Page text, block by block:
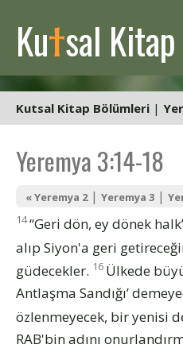
Kutsal Kitap
Kutsal Kitap Bölümleri |
Yeremya 3:14-18
« Yeremya 2| Yeremya 3 |
14“Geri dön, ey dönek
alıp Siyon'a geri
güdecekler. 16 Ülkede
Antlaşma Sandığı’
özlenmeyecek, bir yenisi
RAB'bin adını